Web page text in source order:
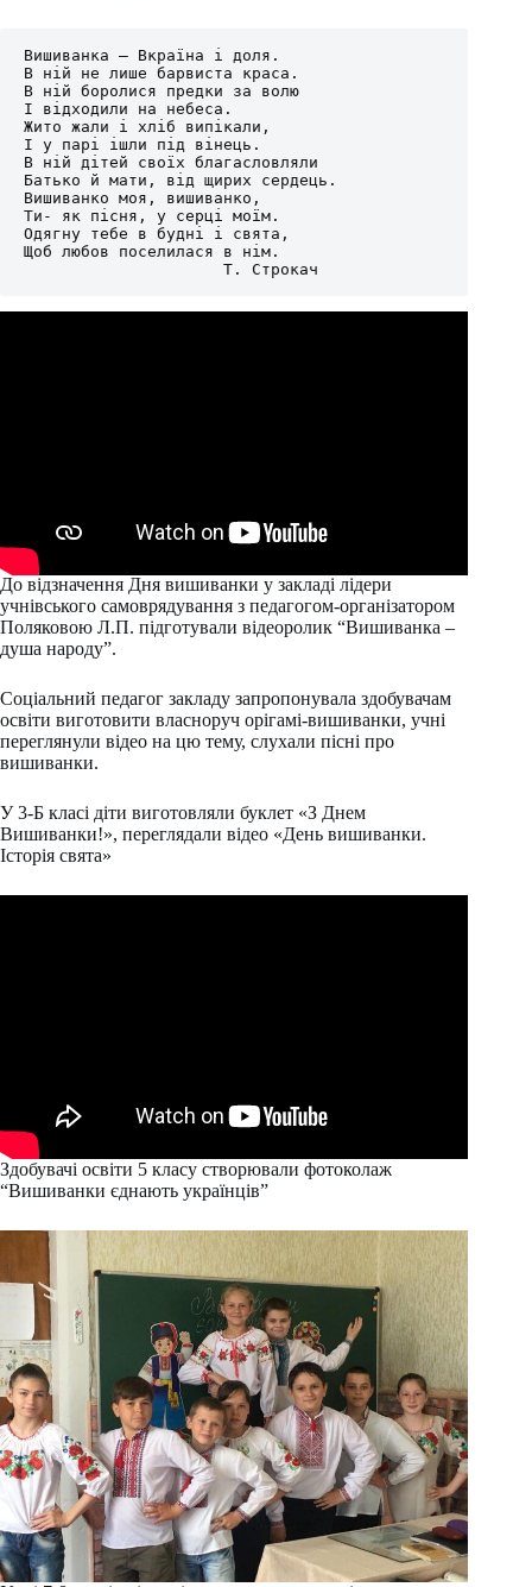
Вишиванка – Вкраїна і доля.
В ній не лише барвиста краса.
В ній боролися предки за волю
І відходили на небеса.
Жито жали і хліб випікали,
І у парі ішли під вінець.
В ній дітей своїх благасловляли
Батько й мати, від щирих сердець.
Вишиванко моя, вишиванко,
Ти- як пісня, у серці моїм.
Одягну тебе в будні і свята,
Щоб любов поселилася в нім.
                     Т. Строкач
До відзначення Дня вишиванки у закладі лідери
учнівського самоврядування з педагогом-організатором
Поляковою Л.П. підготували відеоролик “Вишиванка –
душа народу”.
Соціальний педагог закладу запропонувала здобувачам
освіти виготовити власноруч орігамі-вишиванки, учні
переглянули відео на цю тему, слухали пісні про
вишиванки.
У 3-Б класі діти виготовляли буклет «З Днем
Вишиванки!», переглядали відео «День вишиванки.
Історія свята»
Здобувачі освіти 5 класу створювали фотоколаж
“Вишиванки єднають українців”